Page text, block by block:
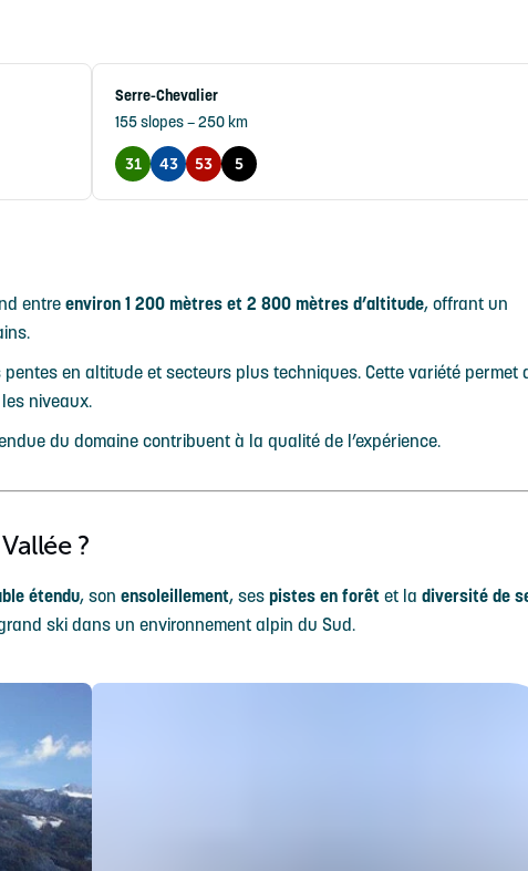
Serre-Chevalier
155 slopes – 250 km
31 43 53 5
entre environ 1 200 mètres et 2 800 mètres d’altitude, offrant un
en altitude et secteurs plus techniques. Cette variété permet
niveaux.
du domaine contribuent à la qualité de l’expérience.
?
étendu, son ensoleillement, ses pistes en forêt et la diversité de
ski dans un environnement alpin du Sud.